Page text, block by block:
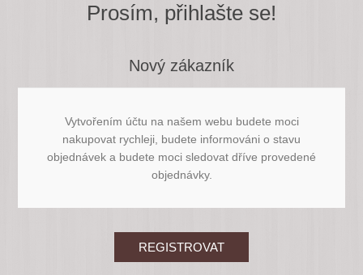
Prosím, přihlašte se!
Nový zákazník
Vytvořením účtu na našem webu budete moci
nakupovat rychleji, budete informováni o stavu
objednávek a budete moci sledovat dříve provedené
objednávky.